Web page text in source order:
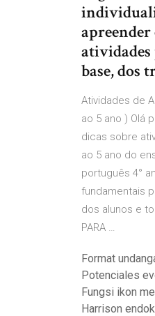
atividades
base, dos
Atividades de
ao 5 ano ) Olá
dicas sobre
ao 5 ano do
português 4°
fundamentais
dos alunos e
PARA …
Format
Potenciales
Fungsi ikon
Harrison